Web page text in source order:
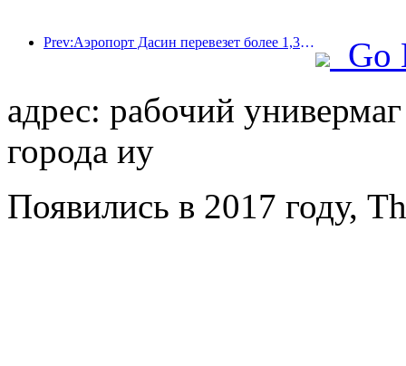
Prev:Аэропорт Дасин перевезет более 1,3 миллиона пассажиров в период празднования Дня независимости в 2025 году.
Go
адрес: рабочий
города иу
Появились в 2017 году,